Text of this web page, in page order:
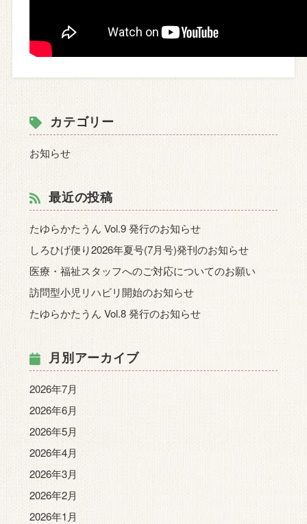
カテゴリー
お知らせ
最近の投稿
たゆらかたうん Vol.9 発行のお知らせ
しろひげ便り2026年夏号(7月号)発刊のお知らせ
医療・福祉スタッフへのご対応についてのお願い
訪問型小児リハビリ開始のお知らせ
たゆらかたうん Vol.8 発行のお知らせ
月別アーカイブ
2026年7月
2026年6月
2026年5月
2026年4月
2026年3月
2026年2月
2026年1月